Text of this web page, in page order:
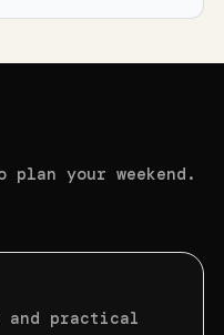
your weekend.
and practical